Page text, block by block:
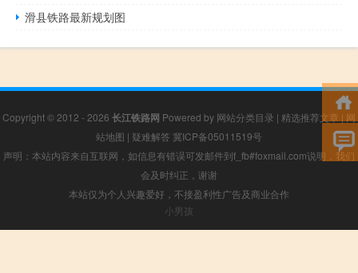
滑县铁路最新规划图
Copyright © 2012 - 2026 长江铁路网 Powered by 网站分类目录 | 精选推荐文章 | 网
站地图 | 疑难解答 冀ICP备05011519号
声明：本站内容来自互联网，如信息有错误可发邮件到f_fb#foxmail.com说明，我们
会及时纠正，谢谢
本站仅为个人兴趣爱好，不接盈利性广告及商业合作
小男孩